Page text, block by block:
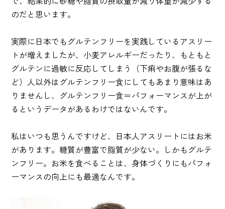
のだと思います。
実際に日本でもグルテンフリーを実践しているアスリー
トが増えましたが、小麦アレルギーだったり、もともと
グルテンに過敏に反応してしまう（下痢やお腹が張るな
ど）人以外はグルテンフリー食にしてもあまり意味はあ
りませんし、グルテンフリー食＝パフォーマンスが上が
るというデータがあるわけではないんです。
私はいつも思うんですけど、日本人アスリートにはお米
があります。糖質が豊富で脂質が少ない。しかもグルテ
ンフリー。お米を食べることは、身体づくりにもパフォ
ーマンスの向上にも最適なんです。